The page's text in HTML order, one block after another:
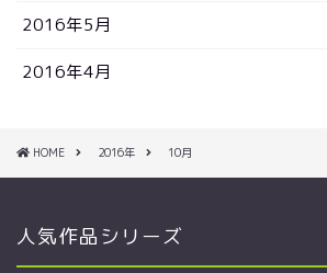
2016年5月
2016年4月
HOME 2016年 10月
人気作品シリーズ